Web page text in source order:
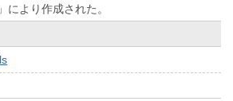
により作成された。